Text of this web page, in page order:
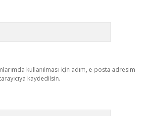
kullanılması için adım, e-posta adresim
kaydedilsin.